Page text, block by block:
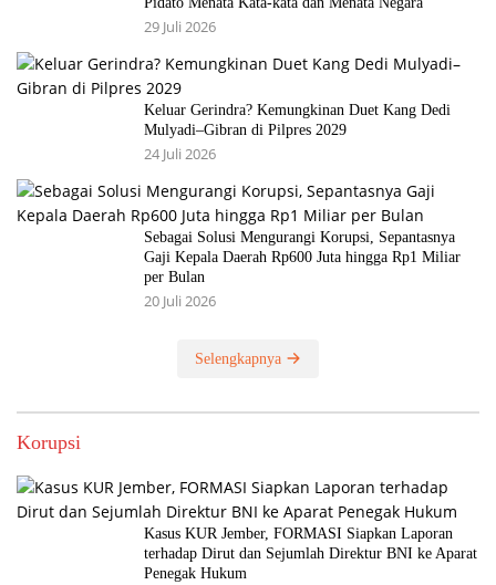
29 Juli 2026
Keluar Gerindra? Kemungkinan Duet Kang Dedi
Mulyadi–Gibran di Pilpres 2029
24 Juli 2026
Sebagai Solusi Mengurangi Korupsi, Sepantasnya
Gaji Kepala Daerah Rp600 Juta hingga Rp1 Miliar
per Bulan
20 Juli 2026
Selengkapnya
Korupsi
Kasus KUR Jember, FORMASI Siapkan Laporan
terhadap Dirut dan Sejumlah Direktur BNI ke Aparat
Penegak Hukum